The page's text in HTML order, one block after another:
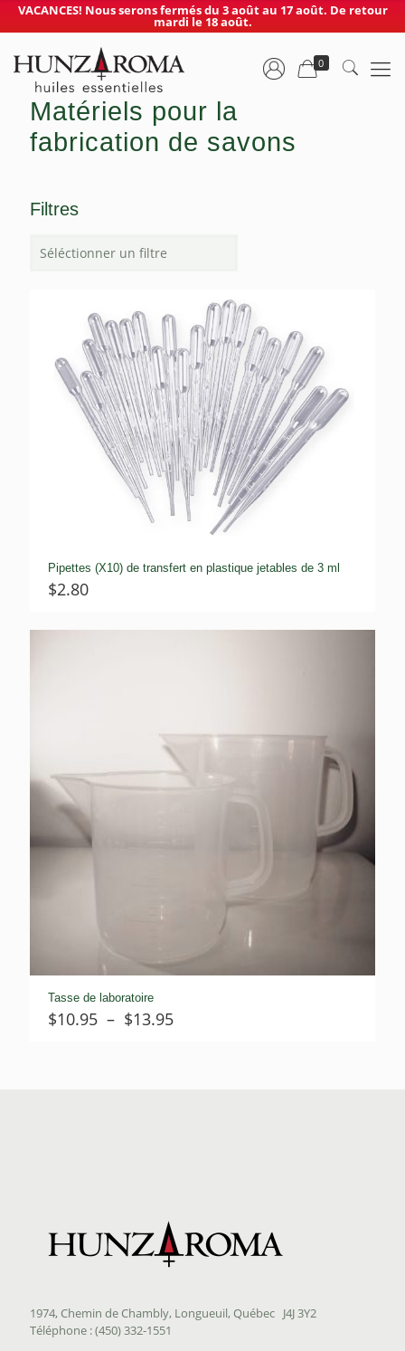
VACANCES! Nous serons fermés du 3 août au 17 août. De retour
mardi le 18 août.
0
Matériels pour la
fabrication de savons
Filtres
Pipettes (X10) de transfert en plastique jetables de 3 ml
$2.80
Tasse de laboratoire
$10.95 – $13.95Plage
1974, Chemin de Chambly, Longueuil, Québec J4J 3Y2
Téléphone : (450) 332-1551